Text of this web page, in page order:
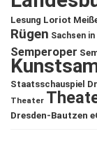
Lesung Loriot
Rügen Sachsen in
Semperoper
Staatsschauspiel
Theater
Dresden-Bautzen